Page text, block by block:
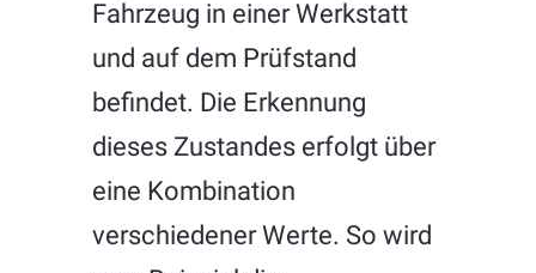
Fahrzeug in einer Werkstatt
und auf dem Prüfstand
befindet. Die Erkennung
dieses Zustandes erfolgt über
eine Kombination
verschiedener Werte. So wird